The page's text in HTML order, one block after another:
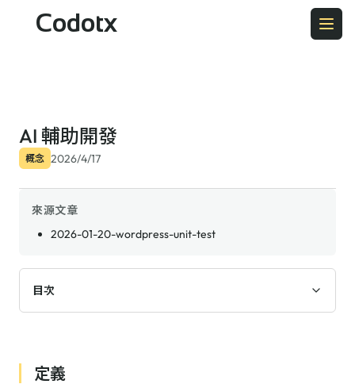
Codotx
AI 輔助開發
概念 2026/4/17
來源文章
2026-01-20-wordpress-unit-test
目次
定義